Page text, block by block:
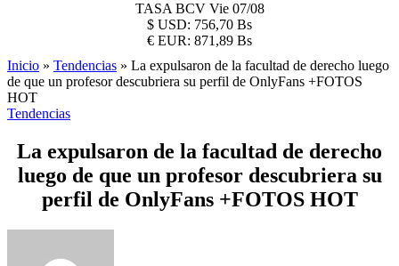
TASA BCV Vie 07/08
$ USD: 756,70 Bs
€ EUR: 871,89 Bs
Inicio » Tendencias » La expulsaron de la facultad de derecho luego
de que un profesor descubriera su perfil de OnlyFans +FOTOS
HOT
Tendencias
La expulsaron de la facultad de derecho
luego de que un profesor descubriera su
perfil de OnlyFans +FOTOS HOT